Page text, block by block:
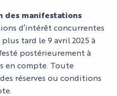
des manifestations
d’intérêt concurrentes
tard le 9 avril 2025 à
postérieurement à
en compte. Toute
réserves ou conditions